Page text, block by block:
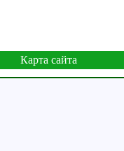
Карта сайта